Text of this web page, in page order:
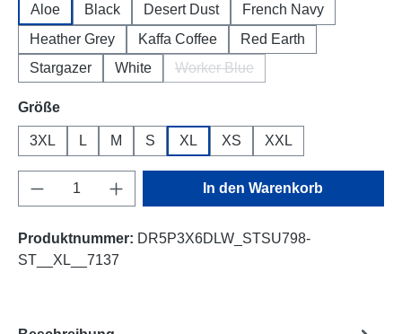
Aloe Black Desert Dust
French Navy
Heather Grey
Kaffa Coffee
Red Earth
Stargazer
White Worker Blue
(Diese Option ist zurzeit nicht
Größeauswählen
3XL L M S XL XS XXL
Produkt Anzahl: Gib den gewünschten
In den Warenkorb
Produktnummer: DR5P3X6DLW_STSU798-
ST__XL__7137